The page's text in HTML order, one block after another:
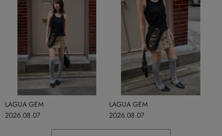
2026.08.07
LAGUA GEM
2026.08.07
LAGUA GEM